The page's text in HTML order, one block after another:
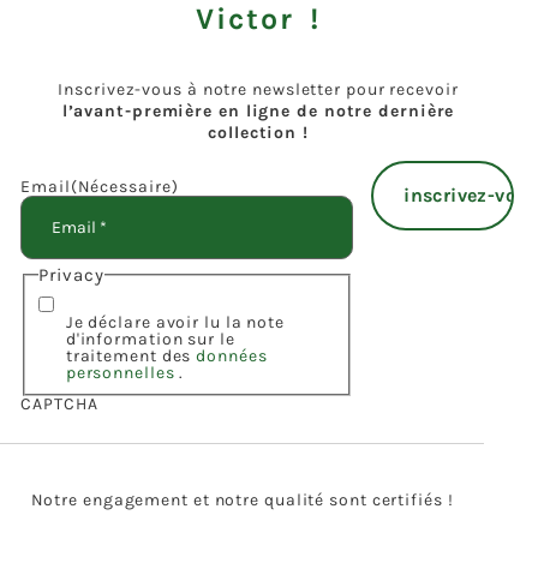
Victor !
Inscrivez-vous à notre newsletter pour recevoir
l’avant-première en ligne de notre dernière
collection !
Email(Nécessaire)
Privacy
Je déclare avoir lu la note
d'information sur le
traitement desdonnées
personnelles.
CAPTCHA
Notre engagement et notre qualité sont certifiés !